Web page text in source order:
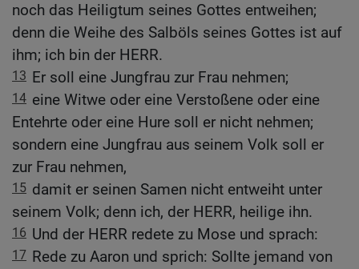
noch das Heiligtum seines Gottes entweihen;
denn die Weihe des Salböls seines Gottes ist auf
ihm; ich bin der HERR.
13 Er soll eine Jungfrau zur Frau nehmen;
14 eine Witwe oder eine Verstoßene oder eine
Entehrte oder eine Hure soll er nicht nehmen;
sondern eine Jungfrau aus seinem Volk soll er
zur Frau nehmen,
15 damit er seinen Samen nicht entweiht unter
seinem Volk; denn ich, der HERR, heilige ihn.
16 Und der HERR redete zu Mose und sprach:
17 Rede zu Aaron und sprich: Sollte jemand von